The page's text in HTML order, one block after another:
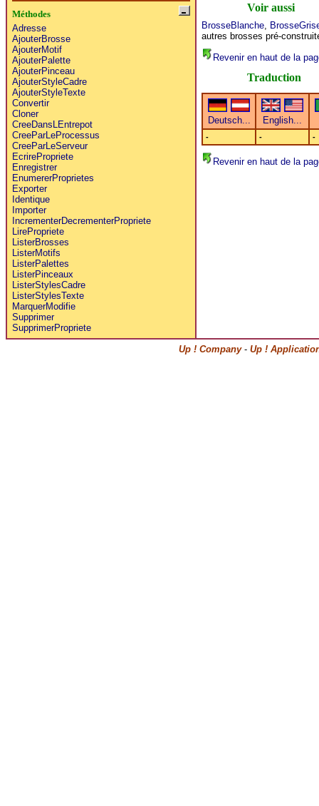
Méthodes
Adresse
AjouterBrosse
AjouterMotif
AjouterPalette
AjouterPinceau
AjouterStyleCadre
AjouterStyleTexte
Convertir
Cloner
CreeDansLEntrepot
CreeParLeProcessus
CreeParLeServeur
EcrirePropriete
Enregistrer
EnumererProprietes
Exporter
Identique
Importer
IncrementerDecrementerPropriete
LirePropriete
ListerBrosses
ListerMotifs
ListerPalettes
ListerPinceaux
ListerStylesCadre
ListerStylesTexte
MarquerModifie
Supprimer
SupprimerPropriete
Voir aussi
BrosseBlanche,
autres brosses pré-
Revenir en haut de la
Traduction
- - -
Revenir en haut de la
Up ! Company- Up !